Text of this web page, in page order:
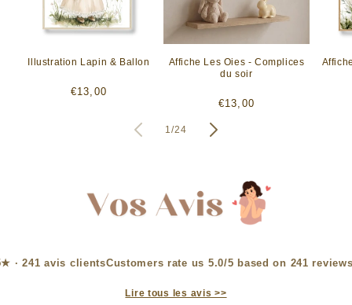
Illustration Lapin & Ballon
Prix
€13,00
Affiche Les Oies - Complices
du soir
Prix
€13,00
1/de
24
Customers rate us 5.0/5 based on 241
Lire tous les avis >>